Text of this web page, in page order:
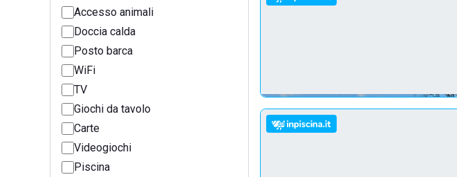
Accesso animali
Doccia calda
Posto barca
WiFi
TV
Giochi da tavolo
Carte
Videogiochi
Piscina